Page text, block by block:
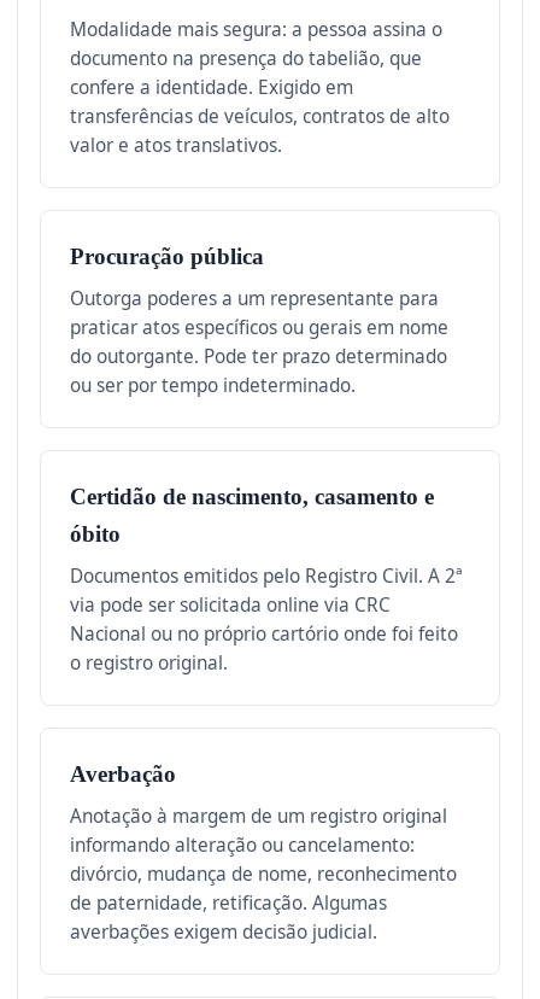
Modalidade mais segura: a pessoa assina o
documento na presença do tabelião, que
confere a identidade. Exigido em
transferências de veículos, contratos de alto
valor e atos translativos.
Procuração pública
Outorga poderes a um representante para
praticar atos específicos ou gerais em nome
do outorgante. Pode ter prazo determinado
ou ser por tempo indeterminado.
Certidão de nascimento, casamento e
óbito
Documentos emitidos pelo Registro Civil. A 2ª
via pode ser solicitada online via CRC
Nacional ou no próprio cartório onde foi feito
o registro original.
Averbação
Anotação à margem de um registro original
informando alteração ou cancelamento:
divórcio, mudança de nome, reconhecimento
de paternidade, retificação. Algumas
averbações exigem decisão judicial.